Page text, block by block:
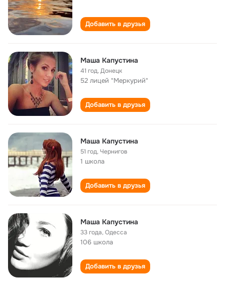
Добавить в друзья
Маша Капустина
41 год,Донецк
52 лицей "Меркурий"
Добавить в друзья
Маша Капустина
51 год,Чернигов
1 школа
Добавить в друзья
Маша Капустина
33 года,Одесса
106 школа
Добавить в друзья